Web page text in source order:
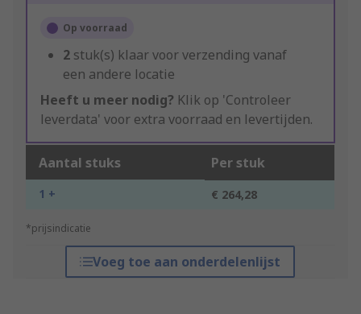
Op voorraad
2 stuk(s) klaar voor verzending vanaf
een andere locatie
Heeft u meer nodig? Klik op 'Controleer
leverdata' voor extra voorraad en levertijden.
Aantal stuks Per stuk
1 + € 264,28
*prijsindicatie
Voeg toe aan onderdelenlijst